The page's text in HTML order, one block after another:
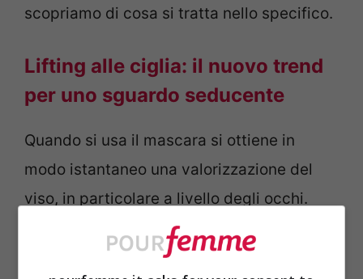
scopriamo di cosa si tratta nello specifico.
Lifting alle ciglia: il nuovo trend
per uno sguardo seducente
Quando si usa il mascara si ottiene in
modo istantaneo una valorizzazione del
viso, in particolare a livello degli occhi.
Con questo trucco si modella, si aggiunge
volume e si fissano le ciglia. Purtroppo